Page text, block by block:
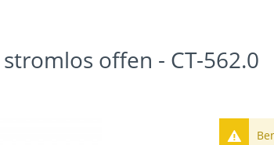
offen - CT-562.0